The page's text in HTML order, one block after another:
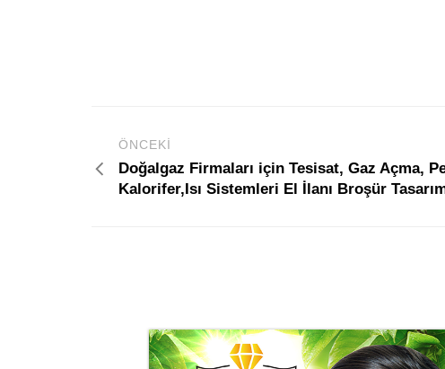
ÖNCEKI
Doğalgaz Firmaları için Tesisat, Gaz Açma,
Kalorifer,Isı Sistemleri El İlanı Broşür